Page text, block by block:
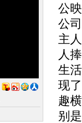
公
公
主
人
生
现
趣
别